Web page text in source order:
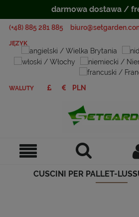
(+48) 885 281 885
JĘZYK
WALUTY
CUSCINI PER PALLET-
darmowa dostawa /